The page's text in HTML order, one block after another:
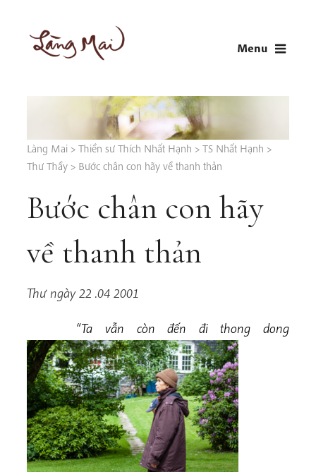
content
Menu
Làng Mai > Thiền sư Thích Nhất Hạnh > TS Nhất Hạnh >
Thư Thầy > Bước chân con hãy về thanh thản
Bước chân con hãy
về thanh thản
Thư ngày 22 .04 2001
“Ta vẫn còn đến đi thong dong